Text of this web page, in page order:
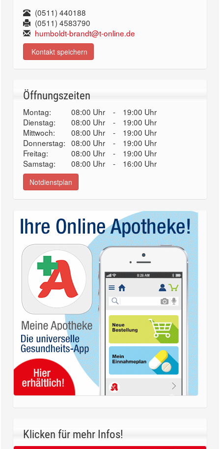
(0511) 440188
(0511) 4583790
humboldt-brandt@t-online.de
Kontakt speichern
Öffnungszeiten
Montag: 08:00 Uhr -
19:00 Uhr
Dienstag:
08:00 Uhr -
19:00 Uhr
Mittwoch:
08:00 Uhr -
19:00 Uhr
Donnerstag: 08:00 Uhr -
19:00 Uhr
Freitag:
08:00 Uhr -
19:00 Uhr
Samstag:
08:00 Uhr - 16:00 Uhr
Notdienstplan
Klicken für mehr Infos!